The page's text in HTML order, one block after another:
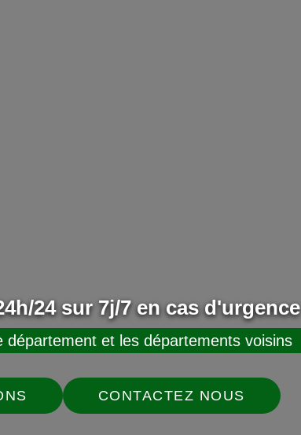
24 sur 7j/7 en cas d'urgence
département et les départements voisins
CONTACTEZ NOUS